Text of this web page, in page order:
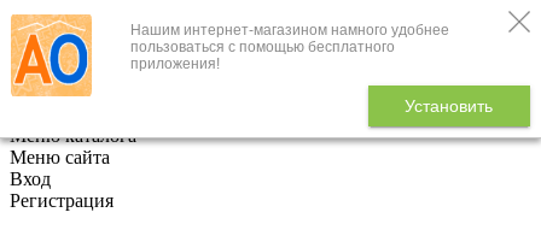
Нашим интернет-магазином намного удобнее
пользоваться с помощью бесплатного
приложения!
Установить
+7 (495) 646-888-1
В корзине
Меню каталога
Меню сайта
Вход
Регистрация